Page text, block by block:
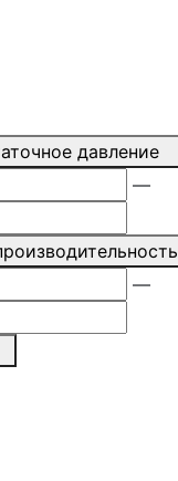
давление
—
—